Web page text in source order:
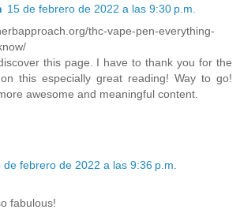
15 de febrero de 2022 a las 9:30 p.m.
thc-vape-pen-everything-
this page. I have to thank you for the
this especially great reading! Way to go!
awesome and meaningful content.
de febrero de 2022 a las 9:36 p.m.
fabulous!